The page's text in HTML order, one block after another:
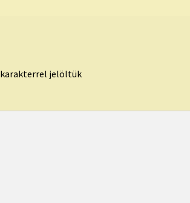
karakterrel jelöltük